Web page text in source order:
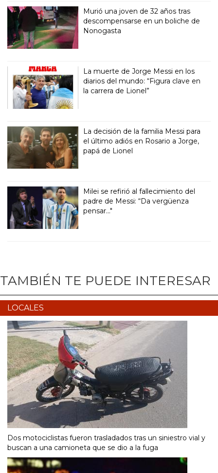
Murió una joven de 32 años tras
descompensarse en un boliche de
Nonogasta
La muerte de Jorge Messi en los
diarios del mundo: “Figura clave en
la carrera de Lionel”
La decisión de la familia Messi para
el último adiós en Rosario a Jorge,
papá de Lionel
Milei se refirió al fallecimiento del
padre de Messi: “Da vergüenza
pensar..."
TAMBIÉN TE PUEDE INTERESAR
LOCALES
Dos motociclistas fueron trasladados tras un siniestro vial y
buscan a una camioneta que se dio a la fuga